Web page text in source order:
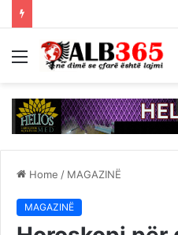
Menu
Home / MAGAZINË
MAGAZINË